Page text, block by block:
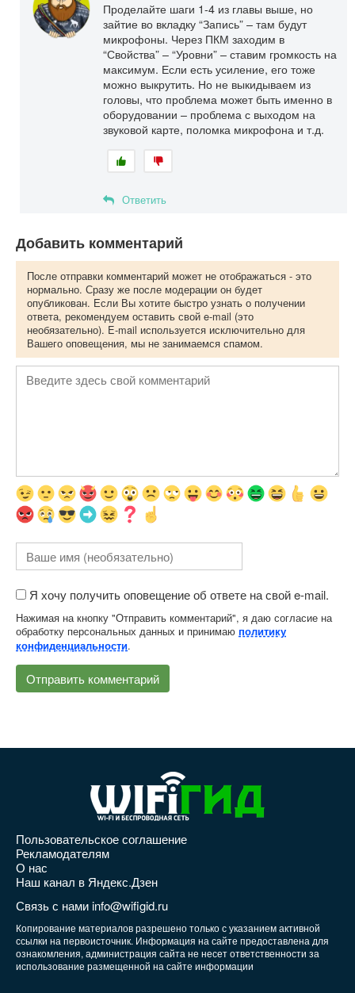
Проделайте шаги 1-4 из главы выше, но
зайтие во вкладку “Запись” – там будут
микрофоны. Через ПКМ заходим в
“Свойства” – “Уровни” – ставим громкость на
максимум. Если есть усиление, его тоже
можно выкрутить. Но не выкидываем из
головы, что проблема может быть именно в
оборудовании – проблема с выходом на
звуковой карте, поломка микрофона и т.д.
Ответить
Добавить комментарий
После отправки комментарий может не отображаться - это
нормально. Сразу же после модерации он будет
опубликован. Если Вы хотите быстро узнать о получении
ответа, рекомендуем оставить свой e-mail (это
необязательно). E-mail используется исключительно для
Вашего оповещения, мы не занимаемся спамом.
Я хочу получить оповещение об ответе на свой e-mail.
Нажимая на кнопку "Отправить комментарий", я даю согласие на
обработку персональных данных и принимаю политику
конфиденциальности.
Пользовательское соглашение
Рекламодателям
О нас
Наш канал в Яндекс.Дзен
Связь с нами info@wifigid.ru
Копирование материалов разрешено только с указанием активной
ссылки на первоисточник. Информация на сайте предоставлена для
ознакомления, администрация сайта не несет ответственности за
использование размещенной на сайте информации